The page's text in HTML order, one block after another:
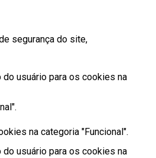
segurança do site,
usuário para os cookies na
na categoria "Funcional".
usuário para os cookies na